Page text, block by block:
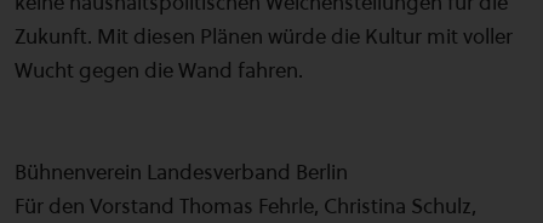
Zukunft. Mit diesen Plänen würde die Kultur mit voller
Wucht gegen die Wand fahren.
Bühnenverein Landesverband Berlin
Für den Vorstand Thomas Fehrle, Christina Schulz,